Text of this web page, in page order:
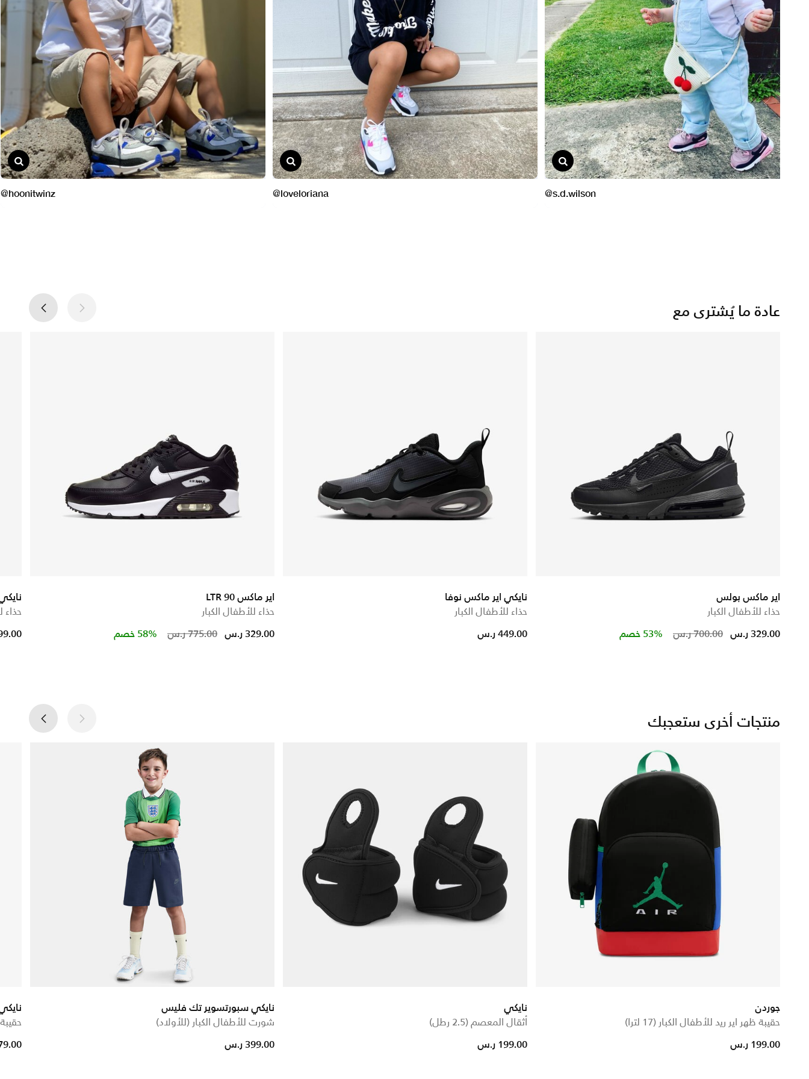
عادة ما يُشترى مع
اير ماكس بولس
حذاء للأطفال الكبار
Price reduced from700.00 ر.س to329.00 ر.س 53% خصم
نايكي اير ماكس نوفا
حذاء للأطفال الكبار
449.00 ر.س
اير ماكس 90 LTR
حذاء للأطفال الكبار
Price reduced from775.00 ر.س to329.00 ر.س 58% خصم
حذاء
from
منتجات أخرى ستعجبك
جوردن
حقيبة ظهر اير ريد للأطفال الكبار (17 لترا)
199.00 ر.س
نايكي
أثقال المعصم (2.5 رطل)
199.00 ر.س
نايكي سبورتسوير تك فليس
شورت للأطفال الكبار (للأولاد)
399.00 ر.س